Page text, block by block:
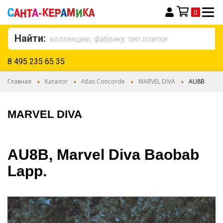
Моя корзина
0
Найти:
8 495 235 65 35
Главная Каталог Atlas Concorde MARVEL DIVA AU8B
MARVEL DIVA
AU8B, Marvel Diva Baobab
Lapp.